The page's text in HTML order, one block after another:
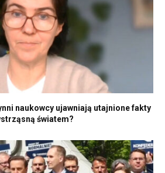
naukowcy ujawniają utajnione fakty
światem?